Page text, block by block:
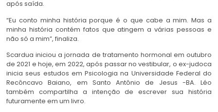
após saída.
“Eu conto minha história porque é o que cabe a mim. Mas a
minha história contém fatos que atingem a várias pessoas e
não só a mim”, finaliza.
Scardua iniciou a jornada de tratamento hormonal em outubro
de 2021 e hoje, em 2022, após passar no vestibular, o ex-judoca
inicia seus estudos em Psicologia na Universidade Federal do
Recôncavo Baiano, em Santo Antônio de Jesus -BA. Léo
também compartilha a intenção de escrever sua história
futuramente em um livro.